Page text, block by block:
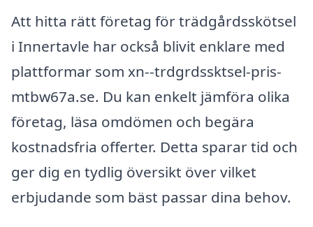
Att hitta rätt företag för trädgårdsskötsel
i Innertavle har också blivit enklare med
plattformar som xn--trdgrdssktsel-pris-
mtbw67a.se. Du kan enkelt jämföra olika
företag, läsa omdömen och begära
kostnadsfria offerter. Detta sparar tid och
ger dig en tydlig översikt över vilket
erbjudande som bäst passar dina behov.